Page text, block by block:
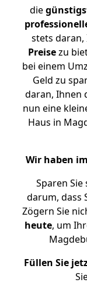
die
stets daran,
Preisezu
bei einem
Geld zu
daran, Ihnen
nun eine
Haus in
Wir haben
Sparen
darum, dass
Zögern Sie
heute, um
Füllen Sie